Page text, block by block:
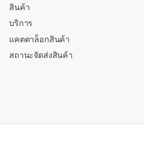
สินค้า
บริการ
แคตตาล็อกสินค้า
สถานะจัดส่งสินค้า